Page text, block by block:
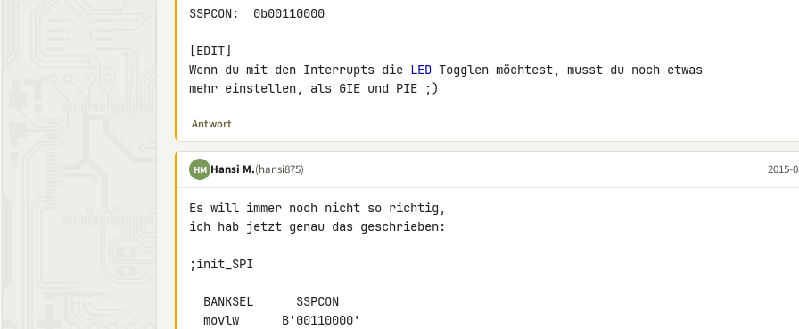
SSPCON:  0b00110000
[EDIT]
Wenn du mit den Interrupts die LED Togglen möchtest, musst du noch etwas
mehr einstellen, als GIE und PIE ;)
Antwort
HM Hansi M.(hansi875) 2015-
Es will immer noch nicht so richtig,
ich hab jetzt genau das geschrieben:
;init_SPI